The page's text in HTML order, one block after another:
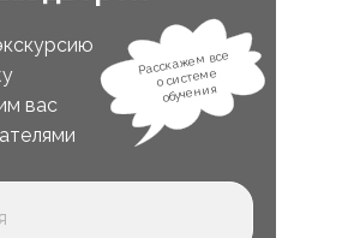
вас
Расскажем все
о системе
обучения